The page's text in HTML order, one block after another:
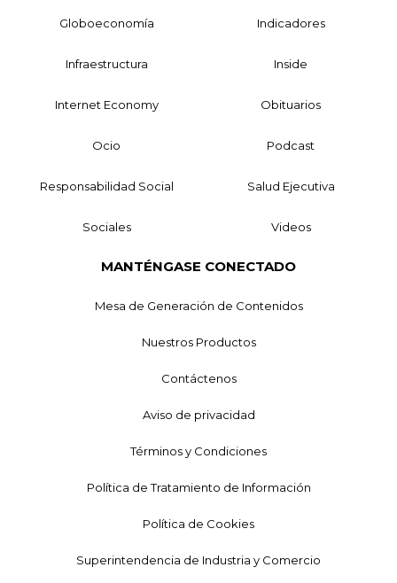
Globoeconomía Indicadores
Infraestructura Inside
Internet Economy Obituarios
Ocio Podcast
Responsabilidad Social Salud Ejecutiva
Sociales Videos
MANTÉNGASE CONECTADO
Mesa de Generación de Contenidos
Nuestros Productos
Contáctenos
Aviso de privacidad
Términos y Condiciones
Política de Tratamiento de Información
Política de Cookies
Superintendencia de Industria y Comercio